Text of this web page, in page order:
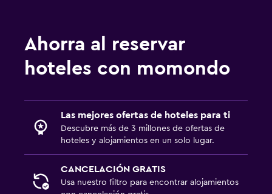
Ahorra al reservar
hoteles con momondo
Las mejores ofertas de hoteles para ti
Descubre más de 3 millones de ofertas de
hoteles y alojamientos en un solo lugar.
CANCELACIÓN GRATIS
Usa nuestro filtro para encontrar alojamientos